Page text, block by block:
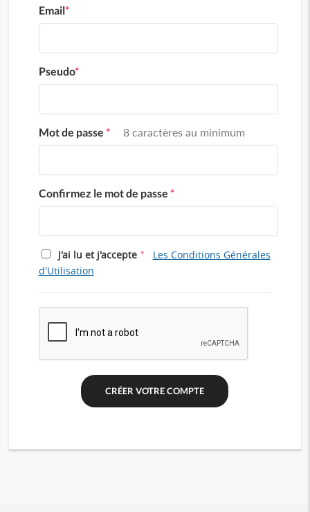
Email*
Pseudo*
Mot de passe * 8 caractères au minimum
Confirmez le mot de passe *
J'ai lu et j'accepte *
Les Conditions Générales
d'Utilisation